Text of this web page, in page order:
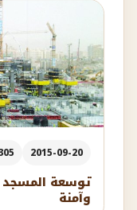
2015-09-20
3,305
توسعة المسجد
وآمنة